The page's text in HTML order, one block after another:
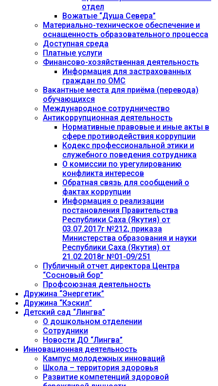
отдел
Вожатые “Душа Севера”
Материально-техническое обеспечение и
оснащенность образовательного процесса
Доступная среда
Платные услуги
Финансово-хозяйственная деятельность
Информация для застрахованных
граждан по ОМС
Вакантные места для приёма (перевода)
обучающихся
Международное сотрудничество
Антикоррупционная деятельность
Нормативные правовые и иные акты в
сфере противодействия коррупции
Кодекс профессиональной этики и
служебного поведения сотрудника
О комиссии по урегулированию
конфликта интересов
Обратная связь для сообщений о
фактах коррупции
Информация о реализации
постановления Правительства
Республики Саха (Якутия) от
03.07.2017г №212, приказа
Министерства образования и науки
Республики Саха (Якутия) от
21.02.2018г №01-09/251
Публичный отчет директора Центра
“Сосновый бор”
Профсоюзная деятельность
Дружина “Энергетик”
Дружина “Кэскил”
Детский сад “Лингва”
О дошкольном отделении
Сотрудники
Новости ДО “Лингва”
Инновационная деятельность
Кампус молодежных инноваций
Школа – территория здоровья
Развитие компетенций здоровой